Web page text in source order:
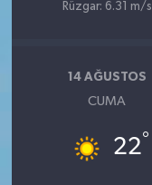
Rüzgar: 6.31 m/s
14 AĞUSTOS
CUMA
22°